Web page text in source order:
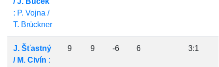
: P. Vojna /
T. Brückner
J. Šťastný
/ M. Civín :
9 9 -6 6 3:1